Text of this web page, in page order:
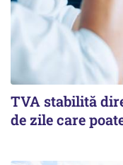
TVA stabilită
de zile care